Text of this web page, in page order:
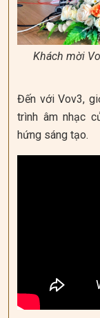
Khách mời
Đến với Vov3,
trình âm nhạc
hứng sáng tạo.